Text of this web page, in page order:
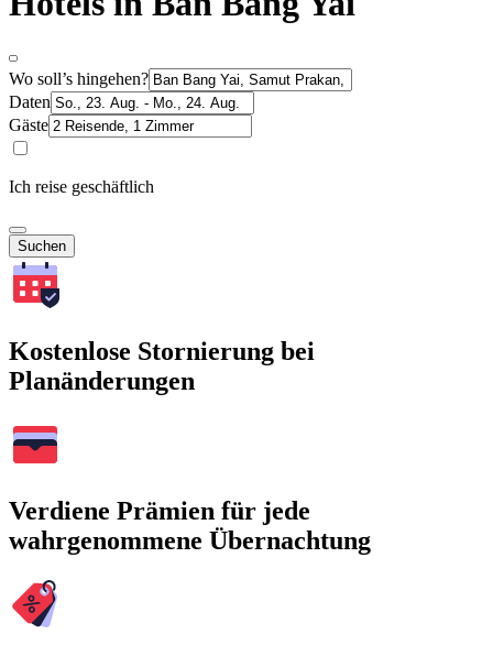
Wo soll’s hingehen?
Daten
Gäste
Ich reise geschäftlich
Suchen
Kostenlose Stornierung bei
Planänderungen
Verdiene Prämien für jede
wahrgenommene Übernachtung